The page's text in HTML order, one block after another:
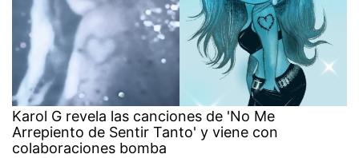
Karol G revela las canciones de 'No Me
Arrepiento de Sentir Tanto' y viene con
colaboraciones bomba